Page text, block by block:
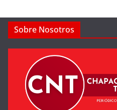
Sobre Nosotros